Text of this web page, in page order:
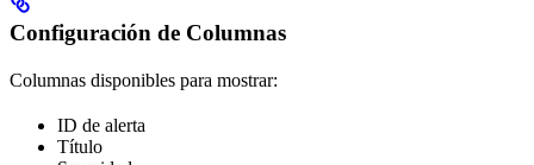
Configuración de Columnas
Columnas disponibles para mostrar:
ID de alerta
Título